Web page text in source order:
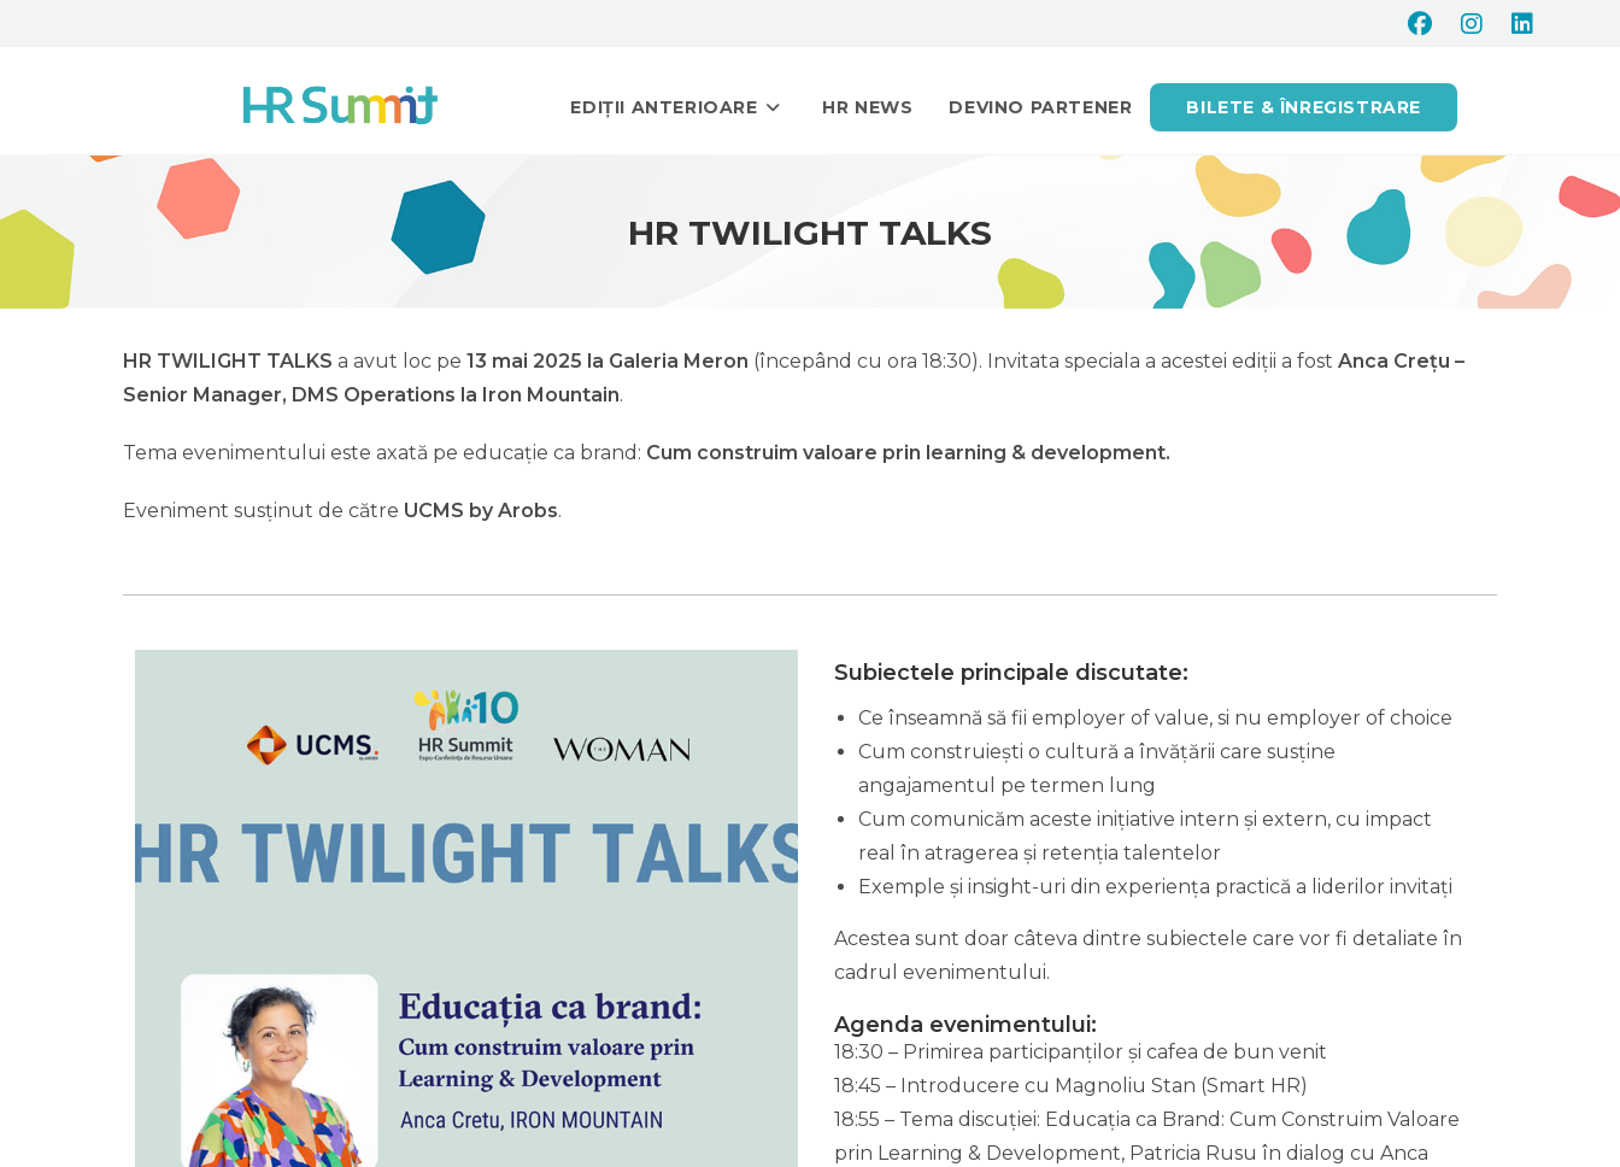
EDIȚII ANTERIOARE HR NEWS DEVINO PARTENER BILETE & ÎNREGISTRARE
HR TWILIGHT TALKS
HR TWILIGHT TALKS a avut loc pe 13 mai 2025 la Galeria Meron (începând cu ora 18:30). Invitata speciala a acestei ediții a fost Anca Crețu –
Senior Manager, DMS Operations la Iron Mountain.
Tema evenimentului este axată pe educație ca brand: Cum construim valoare prin learning & development.
Eveniment susținut de către UCMS by Arobs.
Subiectele principale discutate:
Ce înseamnă să fii employer of value, si nu employer of choice
Cum construiești o cultură a învățării care susține
angajamentul pe termen lung
Cum comunicăm aceste inițiative intern și extern, cu impact
real în atragerea și retenția talentelor
Exemple și insight-uri din experiența practică a liderilor invitați
Acestea sunt doar câteva dintre subiectele care vor fi detaliate în
cadrul evenimentului.
Agenda evenimentului:
18:30 – Primirea participanților și cafea de bun venit
18:45 – Introducere cu Magnoliu Stan (Smart HR)
18:55 – Tema discuției: Educația ca Brand: Cum Construim Valoare
prin Learning & Development, Patricia Rusu în dialog cu Anca